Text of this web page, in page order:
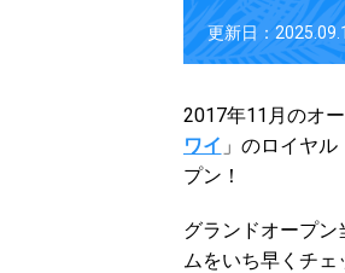
更新日：
2017年11月のオ
ワイ 」のロイヤ
プン！
グランドオープ
ムをいち早くチェ